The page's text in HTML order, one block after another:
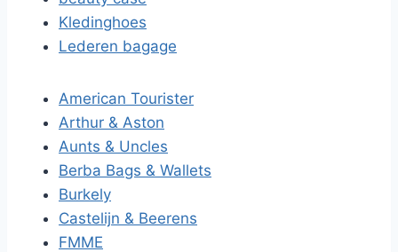
Kledinghoes
Lederen bagage
American Tourister
Arthur & Aston
Aunts & Uncles
Berba Bags & Wallets
Burkely
Castelijn & Beerens
FMME